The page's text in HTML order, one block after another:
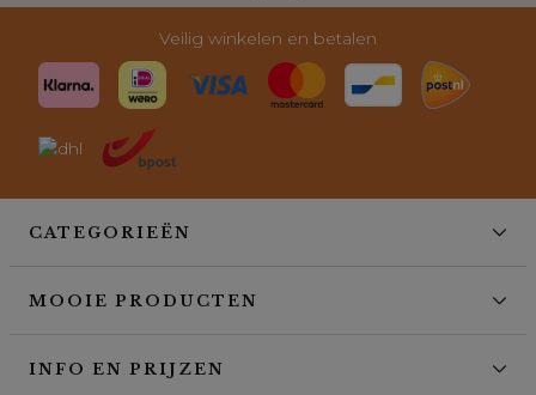
Veilig winkelen en betalen
CATEGORIEËN
MOOIE PRODUCTEN
INFO EN PRIJZEN